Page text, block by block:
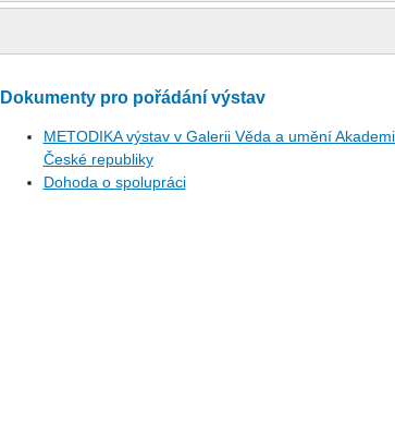
Dokumenty pro pořádání výstav
METODIKA výstav v Galerii Věda a umění
České republiky
Dohoda o spolupráci